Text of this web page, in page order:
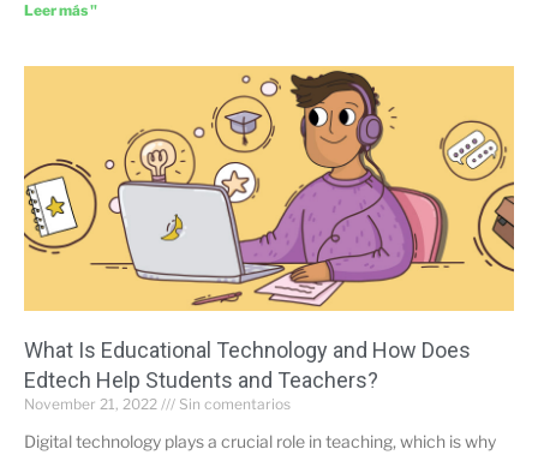
Leer más "
What Is Educational Technology and How Does
Edtech Help Students and Teachers?
November 21, 2022 Sin comentarios
Digital technology plays a crucial role in teaching, which is why